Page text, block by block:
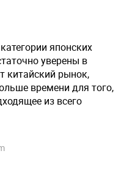
японских
уверены в
китайский рынок,
времени для того,
из всего